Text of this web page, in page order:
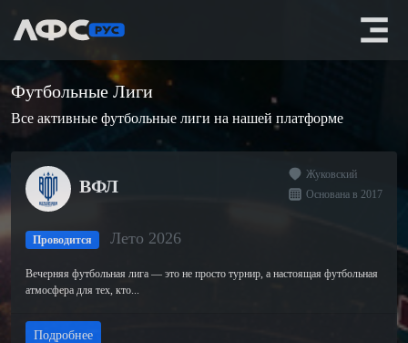
Футбольные Лиги
Все активные футбольные лиги на нашей платформе
ВФЛ
Жуковский
Основана в 2017
Проводится Лето 2026
Вечерняя футбольная лига — это не просто турнир, а настоящая футбольная
атмосфера для тех, кто...
Подробнее